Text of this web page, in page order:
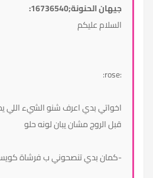
جيهان الحنونة;16736540:
السلام عليكم
:rose:
اخواتي بدي اعرف شنو الشيء اللي
قبل الروج مشان يبان لونه حلو
-كمان بدي تنصحوني ب فرشاة